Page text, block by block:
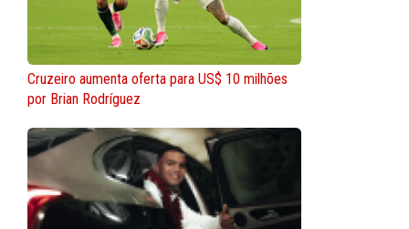
Cruzeiro aumenta oferta para US$ 10 milhões
por Brian Rodríguez